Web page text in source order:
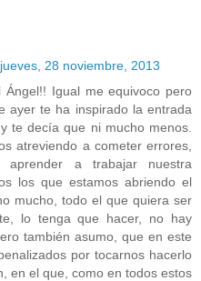
jueves, 28 noviembre, 2013
Ángel!! Igual me equivoco pero
ayer te ha inspirado la entrada
te decía que ni mucho menos.
atreviendo a cometer errores,
aprender a trabajar nuestra
los que estamos abriendo el
mucho, todo el que quiera ser
lo tenga que hacer, no hay
también asumo, que en este
por tocarnos hacerlo
en el que, como en todos estos